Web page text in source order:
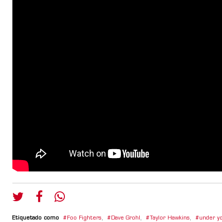
Etiquetado como Foo Fighters, Dave Grohl , Taylor Hawkins, under